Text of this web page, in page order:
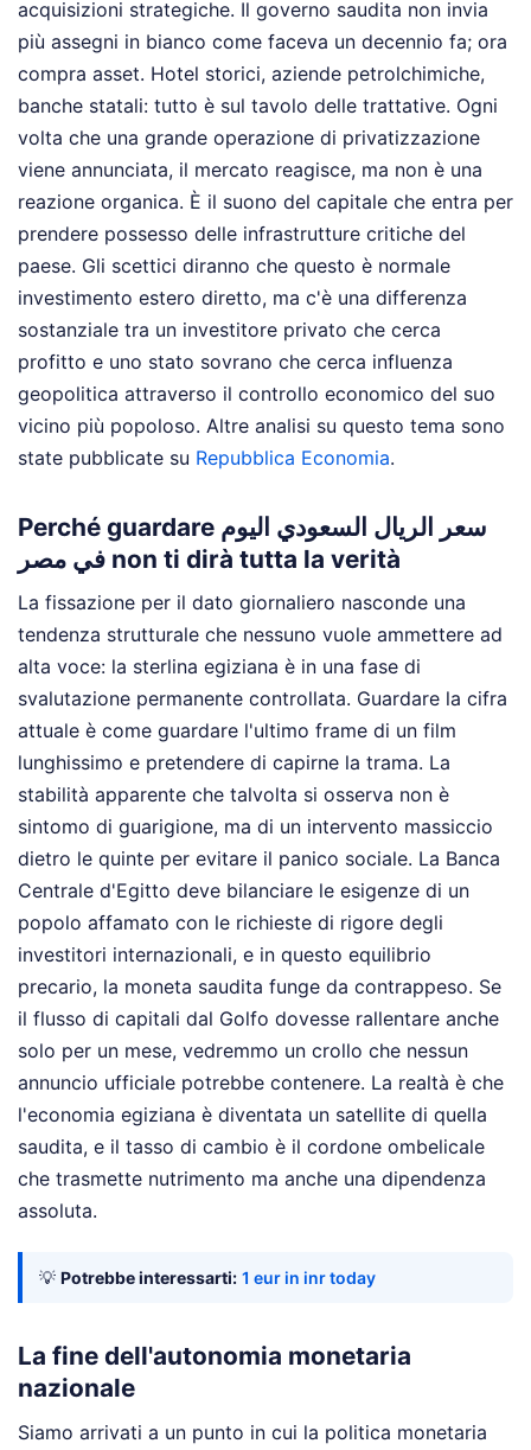
acquisizioni strategiche. Il governo saudita non invia
più assegni in bianco come faceva un decennio fa; ora
compra asset. Hotel storici, aziende petrolchimiche,
banche statali: tutto è sul tavolo delle trattative. Ogni
volta che una grande operazione di privatizzazione
viene annunciata, il mercato reagisce, ma non è una
reazione organica. È il suono del capitale che entra per
prendere possesso delle infrastrutture critiche del
paese. Gli scettici diranno che questo è normale
investimento estero diretto, ma c'è una differenza
sostanziale tra un investitore privato che cerca
profitto e uno stato sovrano che cerca influenza
geopolitica attraverso il controllo economico del suo
vicino più popoloso. Altre analisi su questo tema sono
state pubblicate su Repubblica Economia.
Perché guardare سعر الريال السعودي اليوم
في مصر non ti dirà tutta la verità
La fissazione per il dato giornaliero nasconde una
tendenza strutturale che nessuno vuole ammettere ad
alta voce: la sterlina egiziana è in una fase di
svalutazione permanente controllata. Guardare la cifra
attuale è come guardare l'ultimo frame di un film
lunghissimo e pretendere di capirne la trama. La
stabilità apparente che talvolta si osserva non è
sintomo di guarigione, ma di un intervento massiccio
dietro le quinte per evitare il panico sociale. La Banca
Centrale d'Egitto deve bilanciare le esigenze di un
popolo affamato con le richieste di rigore degli
investitori internazionali, e in questo equilibrio
precario, la moneta saudita funge da contrappeso. Se
il flusso di capitali dal Golfo dovesse rallentare anche
solo per un mese, vedremmo un crollo che nessun
annuncio ufficiale potrebbe contenere. La realtà è che
l'economia egiziana è diventata un satellite di quella
saudita, e il tasso di cambio è il cordone ombelicale
che trasmette nutrimento ma anche una dipendenza
assoluta.
💡 Potrebbe interessarti: 1 eur in inr today
La fine dell'autonomia monetaria
nazionale
Siamo arrivati a un punto in cui la politica monetaria